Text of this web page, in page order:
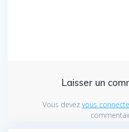
Laisser un
Vous devez vous